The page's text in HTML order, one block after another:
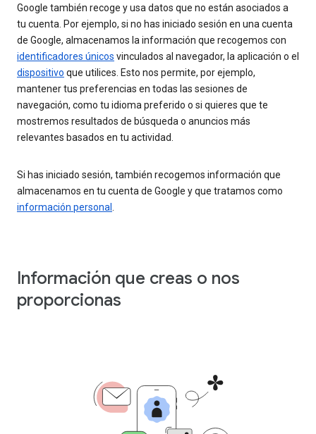
Google también recoge y usa datos que no están asociados a
tu cuenta. Por ejemplo, si no has iniciado sesión en una cuenta
de Google, almacenamos la información que recogemos con
identificadores únicos vinculados al navegador, la aplicación o el
dispositivo que utilices. Esto nos permite, por ejemplo,
mantener tus preferencias en todas las sesiones de
navegación, como tu idioma preferido o si quieres que te
mostremos resultados de búsqueda o anuncios más
relevantes basados en tu actividad.
Si has iniciado sesión, también recogemos información que
almacenamos en tu cuenta de Google y que tratamos como
información personal
Información que creas o nos
proporcionas